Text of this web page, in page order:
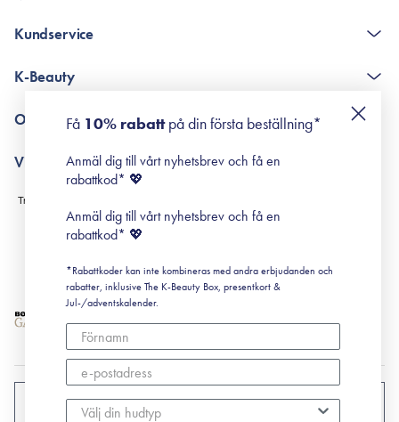
Kundservice
Poängshop - frågor och svar
K-Beauty
Retinol för nybörjare
Om Surisuri
Black Friday
Villkor
Leverans & Retur
Köpvillkor
Prenumerationsvillkor
Cookiepolicy
SVERIGE
Få 10% rabattpå din första beställning*
Anmäl dig till vårt nyhetsbrev och få en
rabattkod* 💖
Anmäl dig till vårt nyhetsbrev och få en
rabattkod* 💖
*Rabattkoder kan inte kombineras med andra erbjudanden och
rabatter, inklusive The K-Beauty Box, presentkort &
Jul-/adventskalender.